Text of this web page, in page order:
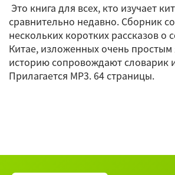
Это книга для всех, кто изучает
сравнительно недавно. Сборник
нескольких коротких рассказов о
Китае, изложенных очень
историю сопровождают словарик
Прилагается MP3. 64 страницы.